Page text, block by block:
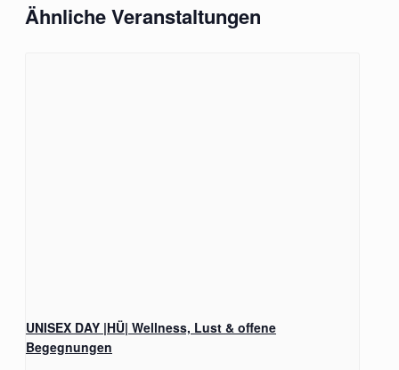
Ähnliche Veranstaltungen
UNISEX DAY |HÜ| Wellness, Lust & offene
Begegnungen